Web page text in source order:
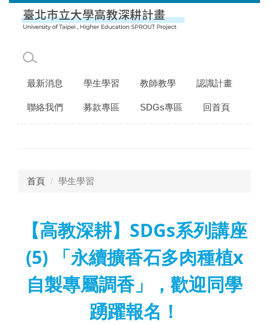
最新消息 學生學習 教師教學 認識計畫
聯絡我們 募款專區 SDGs專區 回首頁
首頁 學生學習
【高教深耕】SDGs系列講座
(5) 「永續擴香石多肉種植x
自製專屬調香」，歡迎同學
踴躍報名！